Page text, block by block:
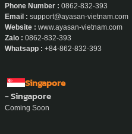
Phone Number : 0862-832-393
Email : support@ayasan-vietnam.com
Website : www.ayasan-vietnam.com
Zalo : 0862-832-393
Whatsapp : +84-862-832-393
Singapore
- Singapore
Coming Soon